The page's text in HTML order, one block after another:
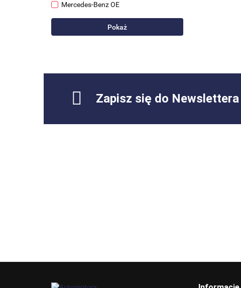
Mercedes-Benz OE
Pokaż
Zapisz się do Newslettera